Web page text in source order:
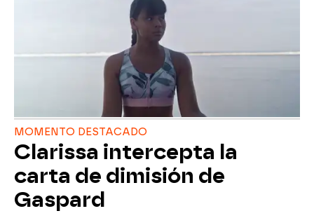
MOMENTO DESTACADO
Clarissa intercepta la
carta de dimisión de
Gaspard